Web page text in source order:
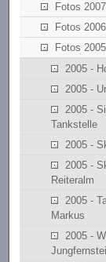
Fotos 2007
Fotos 2006
Fotos 2005
2005 -
2005 -
2005 -
Tankstelle
2005 -
2005 -
Reiteralm
2005 -
Markus
2005 -